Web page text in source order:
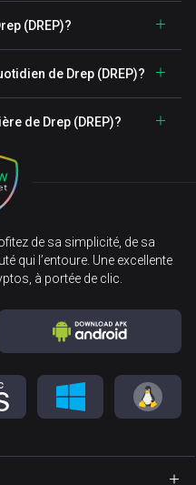
(DREP)?
de Drep (DREP)?
de Drep (DREP)?
de sa simplicité, de sa
qui l’entoure. Une excellente
à portée de clic.